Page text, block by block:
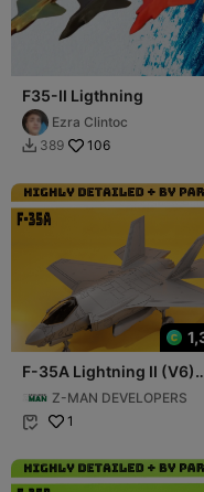
F35-II Ligthning
Ezra Clintoc
 389 106
F-35A Lightning II (V6)
ADVANCED FHD
Z-MAN DEVELOPERS
 1